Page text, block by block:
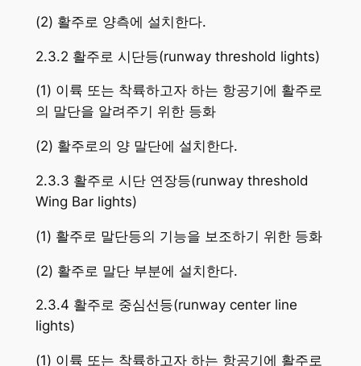
(2) 활주로 양측에 설치한다.
2.3.2 활주로 시단등(runway threshold lights)
(1) 이륙 또는 착륙하고자 하는 항공기에 활주로
의 말단을 알려주기 위한 등화
(2) 활주로의 양 말단에 설치한다.
2.3.3 활주로 시단 연장등(runway threshold
Wing Bar lights)
(1) 활주로 말단등의 기능을 보조하기 위한 등화
(2) 활주로 말단 부분에 설치한다.
2.3.4 활주로 중심선등(runway center line
lights)
(1) 이륙 또는 착륙하고자 하는 항공기에 활주로